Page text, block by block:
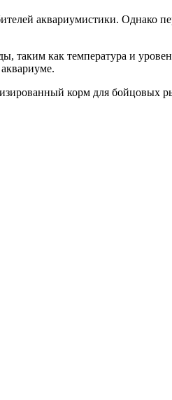
аквариумистики. Однако
таким как температура и
корм для бойцовых